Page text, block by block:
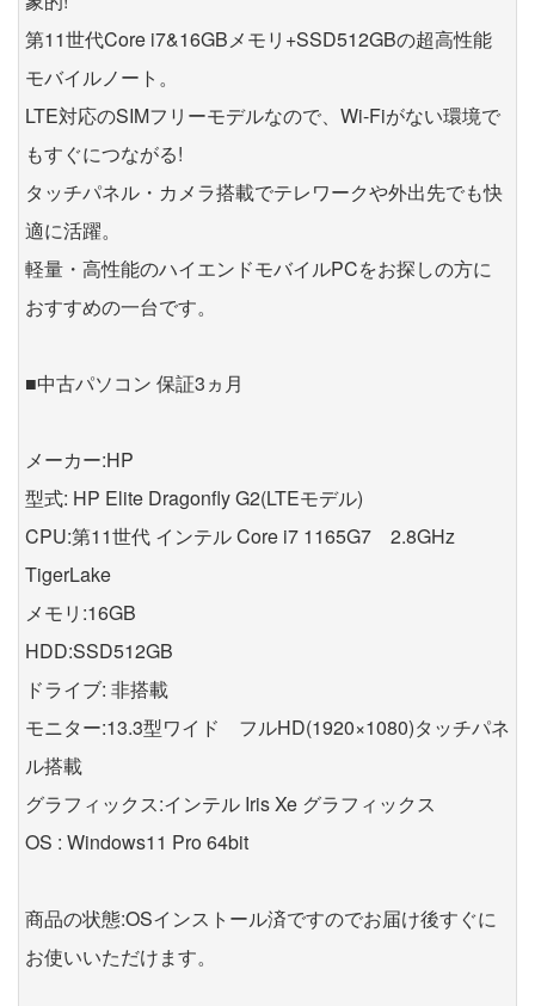
第11世代Core i7&16GBメモリ+SSD512GBの超高性能
モバイルノート。
LTE対応のSIMフリーモデルなので、Wi-Fiがない環境で
もすぐにつながる!
タッチパネル・カメラ搭載でテレワークや外出先でも快
適に活躍。
軽量・高性能のハイエンドモバイルPCをお探しの方に
おすすめの一台です。
■中古パソコン 保証3ヵ月
メーカー:HP
型式: HP Elite Dragonfly G2(LTEモデル)
CPU:第11世代 インテル Core i7 1165G7 2.8GHz
TigerLake
メモリ:16GB
HDD:SSD512GB
ドライブ: 非搭載
モニター:13.3型ワイド フルHD(1920×1080)タッチパネ
ル搭載
グラフィックス:インテル Iris Xe グラフィックス
OS : Windows11 Pro 64bit
商品の状態:OSインストール済ですのでお届け後すぐに
お使いいただけます。